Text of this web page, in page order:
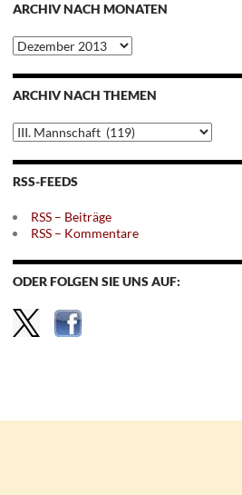
ARCHIV NACH MONATEN
Archiv
nach
Monaten
ARCHIV NACH THEMEN
Archiv
nach
Themen
RSS-FEEDS
RSS – Beiträge
RSS – Kommentare
ODER FOLGEN SIE UNS AUF: